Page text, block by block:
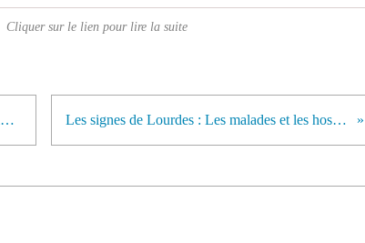
Cliquer sur le lien pour lire la suite
Les signes de Lourdes : la lumière Les signes de Lourdes : Les malades et les hospitaliers